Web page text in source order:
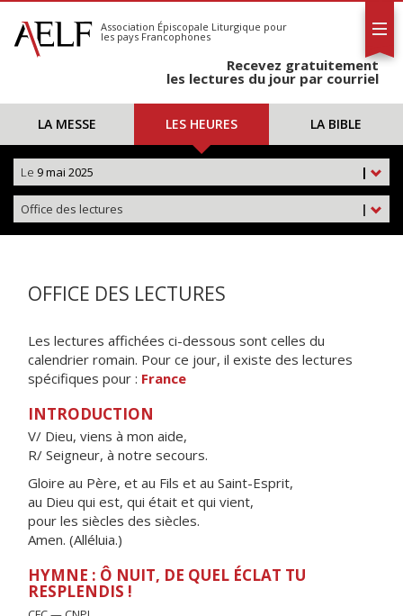
S'abonner
Calendrier
Association Épiscopale Liturgique pour
les pays Francophones
Recevez gratuitement
les lectures du jour par courriel
LA MESSE LES HEURES LA BIBLE
|
Le 9 mai 2025
|
Office des lectures
OFFICE DES LECTURES
Les lectures affichées ci-dessous sont celles du
calendrier romain. Pour ce jour, il existe des lectures
spécifiques pour : France
INTRODUCTION
V/ Dieu, viens à mon aide,
R/ Seigneur, à notre secours.
Gloire au Père, et au Fils et au Saint-Esprit,
au Dieu qui est, qui était et qui vient,
pour les siècles des siècles.
Amen. (Alléluia.)
HYMNE : Ô NUIT, DE QUEL ÉCLAT TU
RESPLENDIS !